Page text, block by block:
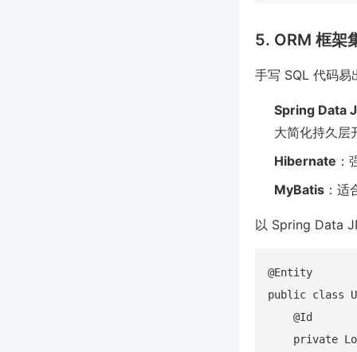
5. ORM 框架
手写 SQL 代码易
Spring Data
大简化持久层
Hibernate
MyBatis ：
以 Spring Data
@Entity
public class
    @Id
private